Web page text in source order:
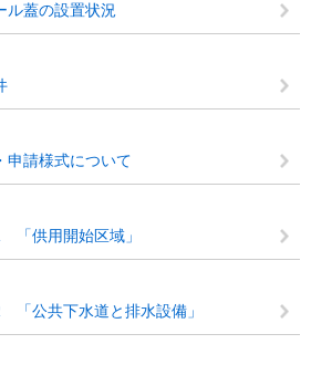
ル蓋の設置状況
申請様式について
「供用開始区域」
公共下水道と排水設備」